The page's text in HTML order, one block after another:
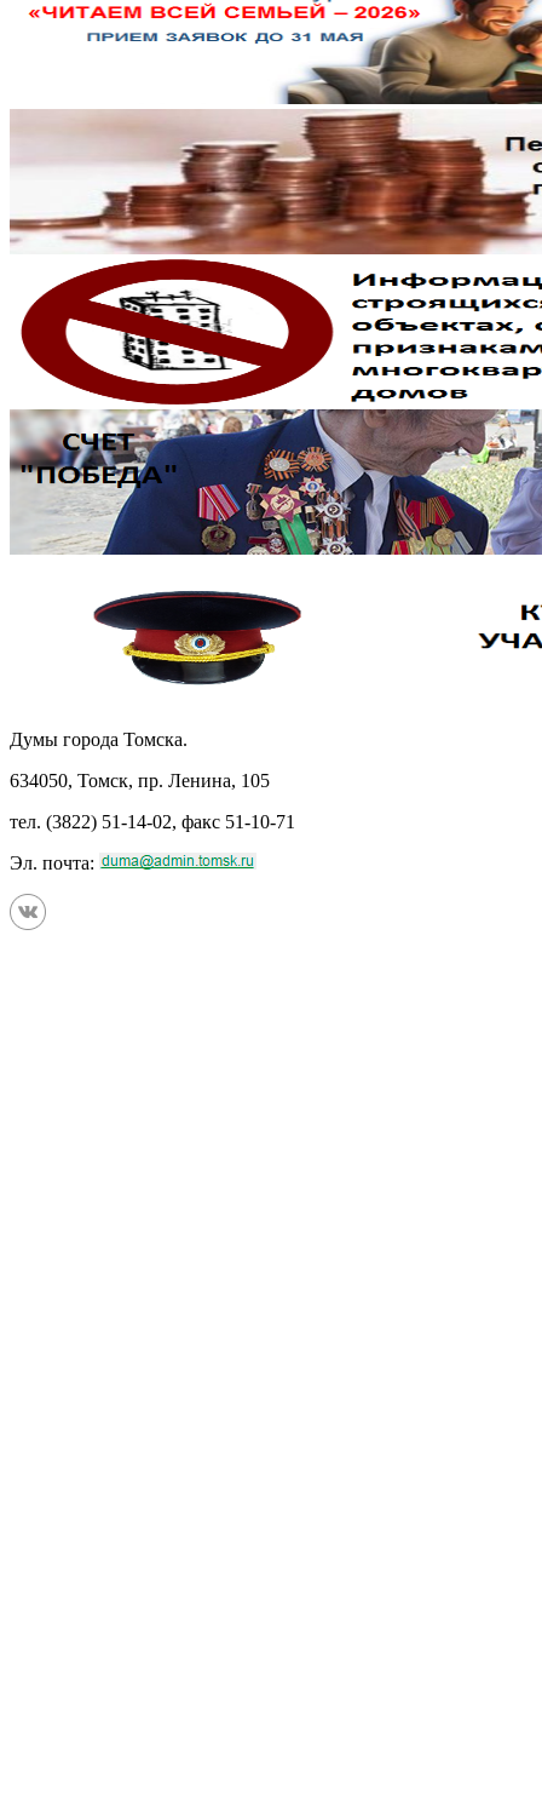
Думы города Томска.
634050, Томск, пр. Ленина, 105
тел. (3822) 51-14-02, факс 51-10-71
Эл. почта: